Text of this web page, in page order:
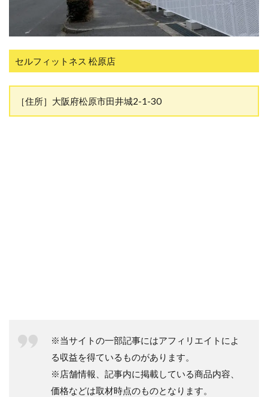
セルフィットネス 松原店
［住所］大阪府松原市田井城2-1-30
※当サイトの一部記事にはアフィリエイトによ
る収益を得ているものがあります。
※店舗情報、記事内に掲載している商品内容、
価格などは取材時点のものとなります。